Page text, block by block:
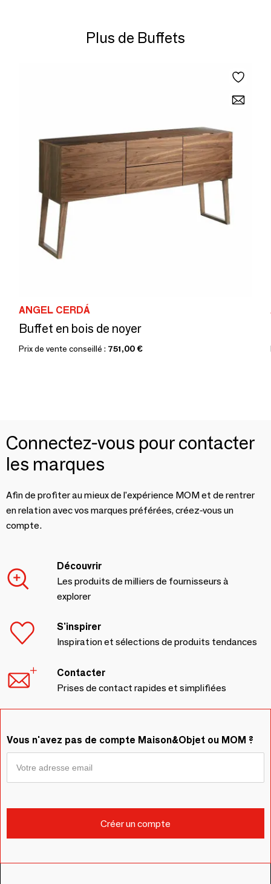
Plus de Buffets
ANGEL CERDÁ
Buffet en bois de noyer
Prix de vente conseillé : 751,00 €
Connectez-vous pour contacter
les marques
Afin de profiter au mieux de l'expérience MOM et de rentrer
en relation avec vos marques préférées, créez-vous un
compte.
Découvrir
Les produits de milliers de fournisseurs à
explorer
S'inspirer
Inspiration et sélections de produits tendances
Contacter
Prises de contact rapides et simplifiées
Vous n'avez pas de compte Maison&Objet ou MOM ?